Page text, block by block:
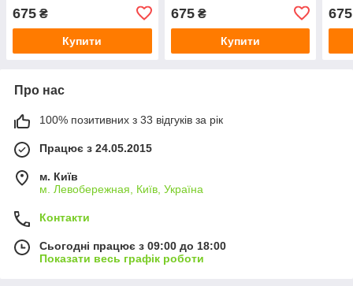
675 ₴
Купити
675₴
Купити
675
Про нас
100% позитивних з 33 відгуків за рік
Працює з 24.05.2015
м. Київ
м. Левобережная, Київ, Україна
Контакти
Сьогодні працює з 09:00 до 18:00
Показати весь графік роботи